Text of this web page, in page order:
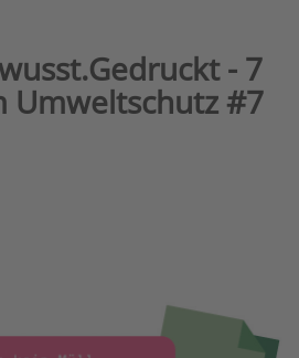
- 7
Umweltschutz #7